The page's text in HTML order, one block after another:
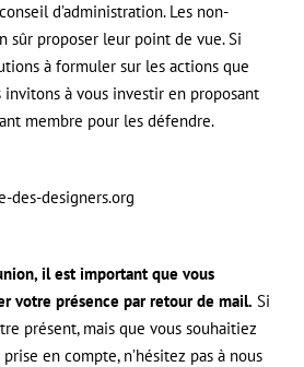
d’administration. Les non-
sûr proposer leur point de vue. Si
à formuler sur les actions que
invitons à vous investir en proposant
membre pour les défendre.
des-designers.org
il est important que vous
votre présence par retour de mail. Si
présent, mais que vous souhaitiez
en compte, n’hésitez pas à nous